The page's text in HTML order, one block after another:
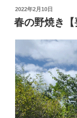
投
稿
日:
2022年2月10日
春の野焼き【